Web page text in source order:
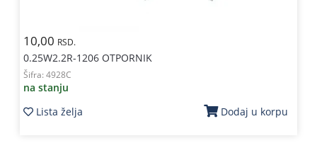
10,00 RSD.
0.25W2.2R-1206 OTPORNIK
Šifra: 4928C
na stanju
Lista želja
Dodaj u korpu